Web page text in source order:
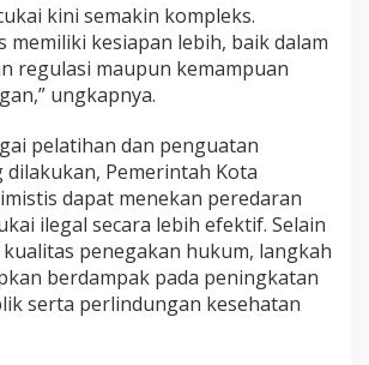
kini semakin kompleks.
memiliki kesiapan lebih, baik dalam
regulasi maupun kemampuan
ungkapnya.
pelatihan dan penguatan
dilakukan, Pemerintah Kota
dapat menekan peredaran
ilegal secara lebih efektif. Selain
penegakan hukum, langkah
berdampak pada peningkatan
serta perlindungan kesehatan